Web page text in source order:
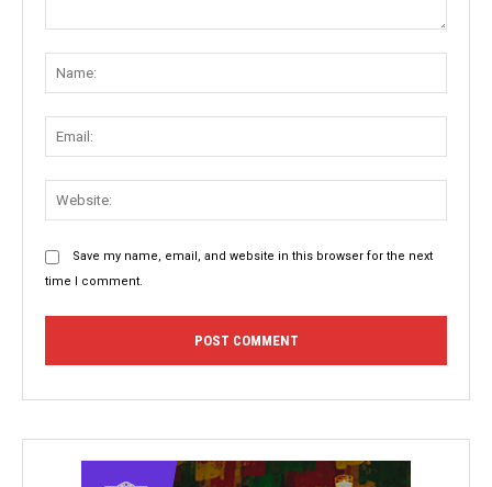
Save my name, email, and website in this browser for the next
time I comment.